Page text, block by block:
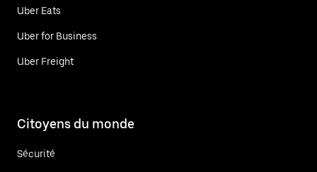
Uber Eats
Uber for Business
Uber Freight
Citoyens du monde
Sécurité